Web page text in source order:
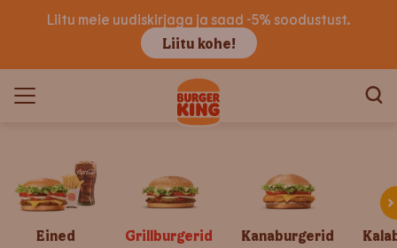
Liitu meie uudiskirjaga ja saad -5% soodustust.
Liitu kohe!
Eined Grillburgerid Kanaburgerid